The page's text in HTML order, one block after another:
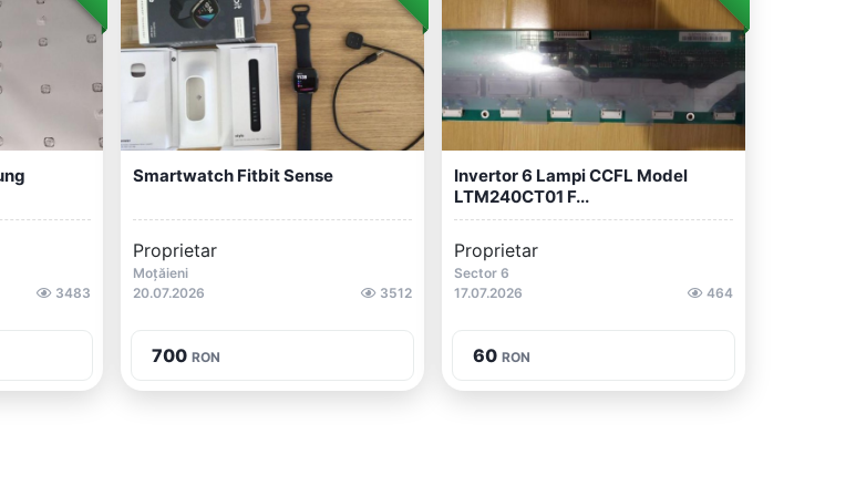
3483
Smartwatch Fitbit Sense
Proprietar
Moțăieni
20.07.2026
3512
700 RON
Invertor 6 Lampi CCFL Model
LTM240CT01 F...
Proprietar
Sector 6
17.07.2026
464
60 RON